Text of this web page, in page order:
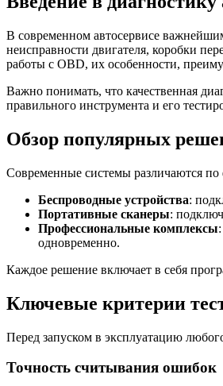
В современном автосервисе
неисправности двигателя, коробки
работы с OBD, их особенности,
Важно понимать, что качественная
правильного инструмента и его
Обзор популярных
Современные системы различаются
Беспроводные устройства:
Портативные сканеры:
Профессиональные комплексы
одновременно.
Каждое решение включает в себя
Ключевые критерии
Перед запуском в эксплуатацию
Точность считывания ошибок